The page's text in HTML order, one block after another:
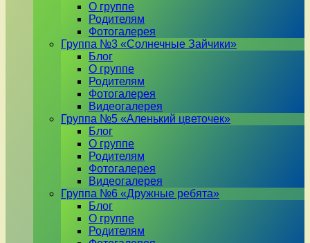
О группе
Родителям
Фотогалерея
Группа №3 «Солнечные Зайчики»
Блог
О группе
Родителям
Фотогалерея
Видеогалерея
Группа №5 «Аленький цветочек»
Блог
О группе
Родителям
Фотогалерея
Видеогалерея
Группа №6 «Дружные ребята»
Блог
О группе
Родителям